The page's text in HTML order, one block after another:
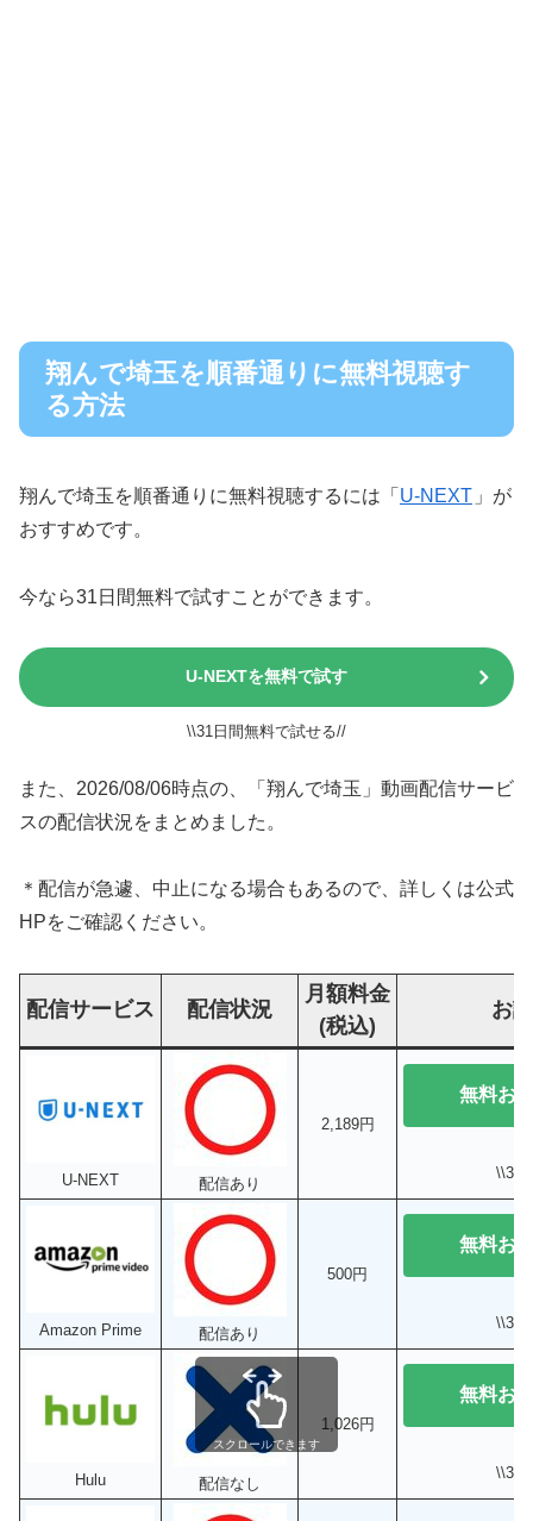
翔んで埼玉を順番通りに無料視聴す
る方法
翔んで埼玉を順番通りに無料視聴するには「 U-NEXT 」が
おすすめです。
今なら31日間無料で試すことができます。
U-NEXTを無料で試す
\\31日間無料で試せる//
また、2026/08/06時点の、「翔んで埼玉」動画配信サービ
スの配信状況をまとめました。
＊配信が急遽、中止になる場合もあるので、詳しくは公式
HPをご確認ください。
配信サービス 配信状況
月額料金
(税込)
お
U-NEXT 配信あり
2,189円
無料お
\\31
Amazon Prime 配信あり
500円
無料お
\\30
Hulu 配信なし
1,026円
無料お
\\31
スクロールできます